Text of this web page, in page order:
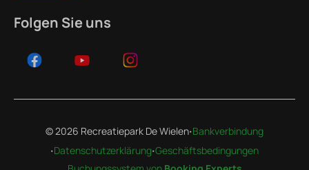
Folgen Sie uns
© 2026 Recreatiepark De Wielen·Bankverbindung
·Datenschutzerklärung·Geschäftsbedingungen